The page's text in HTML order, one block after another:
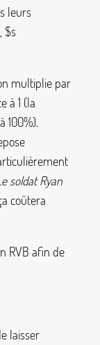
leurs
$s
multiplie par
à 1 (la
100%).
soldat Ryan
coûtera
RVB afin de
laisser